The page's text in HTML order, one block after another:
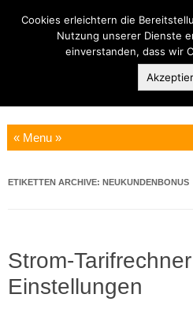
Einfach online
ETIKETTEN ARCHIVE: NEUKUNDENBONUS
Strom-
Einstellungen
Cookies erleichtern die
Nutzung unserer Dienste
einverstanden, dass wir